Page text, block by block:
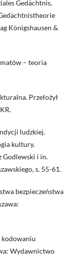
Gedächtnis.
Königshausen &
– teoria
Przełożył
ludzkiej.
kultury.
Godlewski i in.
s. 55-61.
bezpieczeństwa
kodowaniu
Wydawnictwo